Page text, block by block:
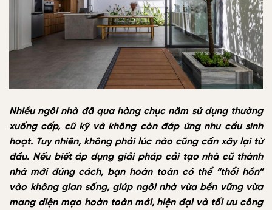
Nhiều ngôi nhà đã qua hàng chục năm sử dụng thường
xuống cấp, cũ kỹ và không còn đáp ứng nhu cầu sinh
hoạt. Tuy nhiên, không phải lúc nào cũng cần xây lại từ
đầu. Nếu biết áp dụng giải pháp cải tạo nhà cũ thành
nhà mới đúng cách, bạn hoàn toàn có thể “thổi hồn”
vào không gian sống, giúp ngôi nhà vừa bền vững vừa
mang diện mạo hoàn toàn mới, hiện đại và tối ưu công